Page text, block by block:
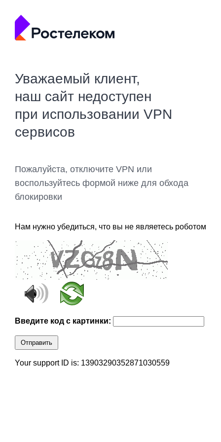
Уважаемый клиент,
наш сайт недоступен
при использовании VPN
сервисов
Пожалуйста, отключите VPN или
воспользуйтесь формой ниже для обхода
блокировки
Нам нужно убедиться, что вы не являетесь роботом
Введите код с картинки:
Отправить
Your support ID is: 13903290352871030559